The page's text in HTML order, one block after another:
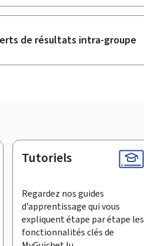
de résultats intra-groupe
Tutoriels
Regardez nos guides
d’apprentissage qui vous
expliquent étape par étape les
fonctionnalités clés de